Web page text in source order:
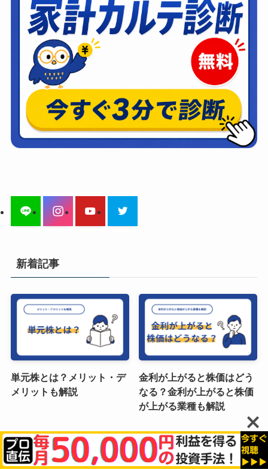
新着記事
単元株とは？メリット・デ
メリットも解説
金利が上がると株価はどう
なる？金利が上がると株価
が上がる業種も解説